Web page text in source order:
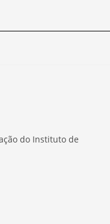
do Instituto de